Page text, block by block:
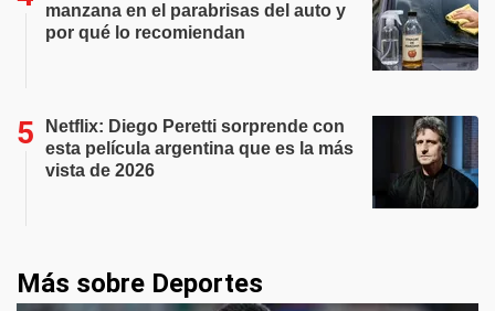
manzana en el parabrisas del auto y
por qué lo recomiendan
Netflix: Diego Peretti sorprende con
esta película argentina que es la más
vista de 2026
Más sobre Deportes